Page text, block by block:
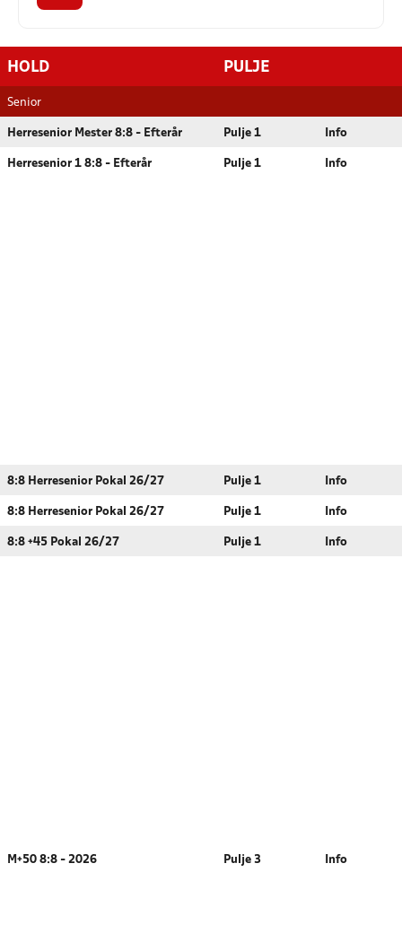
HOLD PULJE
Senior
Herresenior Mester 8:8 - Efterår Pulje 1 Info
Herresenior 1 8:8 - Efterår Pulje 1 Info
8:8 Herresenior Pokal 26/27 Pulje 1 Info
8:8 Herresenior Pokal 26/27 Pulje 1 Info
8:8 +45 Pokal 26/27 Pulje 1 Info
M+50 8:8 - 2026 Pulje 3 Info